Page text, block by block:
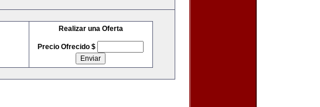
Realizar una Oferta
Precio Ofrecido $